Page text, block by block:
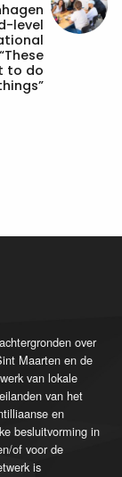
level
to do
over
Maarten en de
van lokale
van het
en
besluitvorming in
of voor de
is